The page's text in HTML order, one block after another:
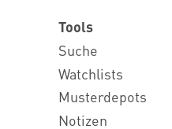
Tools
Suche
Watchlists
Musterdepots
Notizen